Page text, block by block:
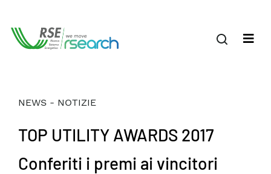
NEWS - NOTIZIE
TOP UTILITY AWARDS 2017
Conferiti i premi ai vincitori